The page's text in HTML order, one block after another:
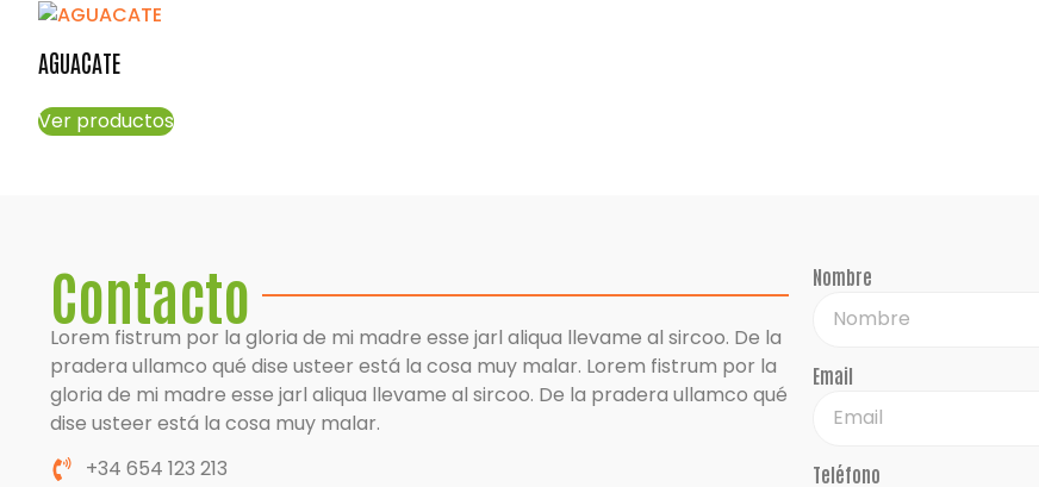
AGUACATE
Ver productos
Contacto
Lorem fistrum por la gloria de mi madre esse jarl aliqua llevame al sircoo. De la
pradera ullamco qué dise usteer está la cosa muy malar. Lorem fistrum por la
gloria de mi madre esse jarl aliqua llevame al sircoo. De la pradera ullamco qué
dise usteer está la cosa muy malar.
+34 654 123 213
Nombre
Email
Teléfono